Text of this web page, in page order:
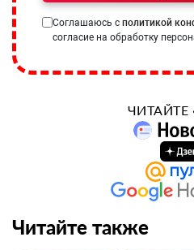
Соглашаюсь с политикой
согласие на обработку
ЧИТАЙТЕ
Читайте также